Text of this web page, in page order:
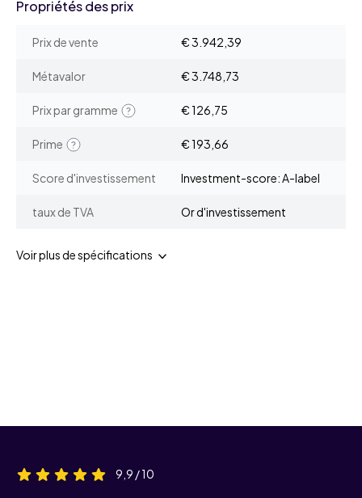
Propriétés des prix
Prix de vente € 3.942,39
Métavalor € 3.748,73
Prix par gramme € 126,75
Prime € 193,66
Score d'investissement Investment-score: A-label
taux de TVA Or d'investissement
Voir plus de spécifications
9,9 / 10